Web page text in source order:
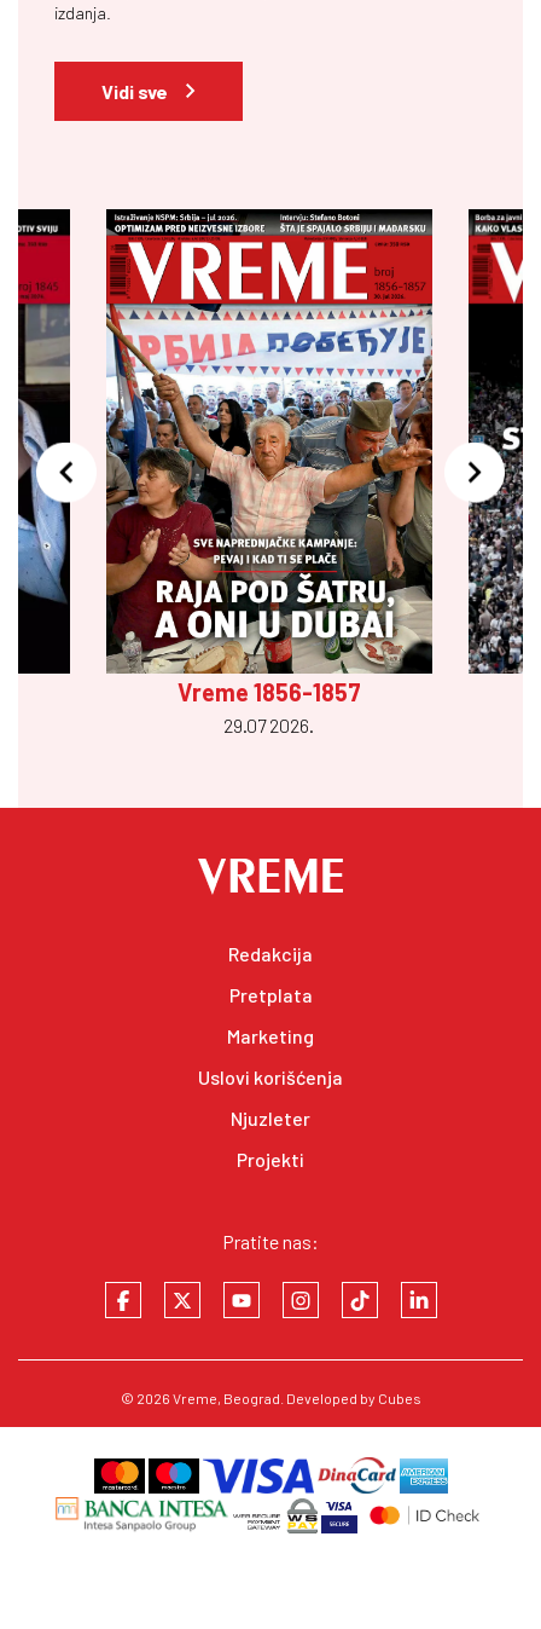
izdanja.
Vidi sve
Vreme 1856-1857
29.07 2026.
Redakcija
Pretplata
Marketing
Uslovi korišćenja
Njuzleter
Projekti
Pratite nas:
© 2026 Vreme, Beograd. Developed by Cubes